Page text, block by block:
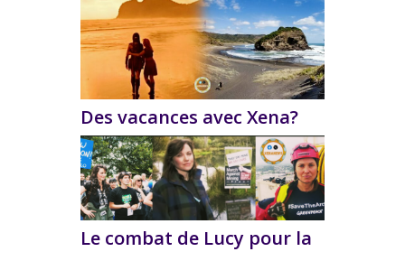
Des vacances avec Xena?
Le combat de Lucy pour la